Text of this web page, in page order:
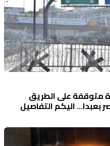
متوقفة على الطريق
بعبدا... اليكم التفاصيل